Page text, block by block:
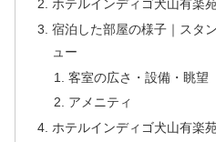
ホテルインディゴ犬山有楽
宿泊した部屋の様子｜スタ
ュー
客室の広さ・設備・眺望
アメニティ
ホテルインディゴ犬山有楽